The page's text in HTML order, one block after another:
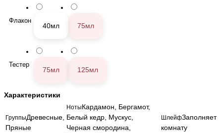
Флакон
40мл 75мл
Тестер
75мл 125мл
Характеристики
ГруппыДревесные,
Пряные
НотыКардамон, Бергамот,
Белый кедр, Мускус,
Черная смородина,
ШлейфЗаполняет
комнату